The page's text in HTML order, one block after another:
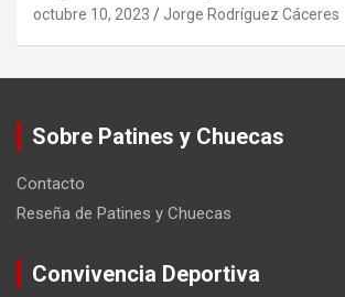
octubre 10, 2023 Jorge Rodríguez Cáceres
Sobre Patines y Chuecas
Contacto
Reseña de Patines y Chuecas
Convivencia Deportiva